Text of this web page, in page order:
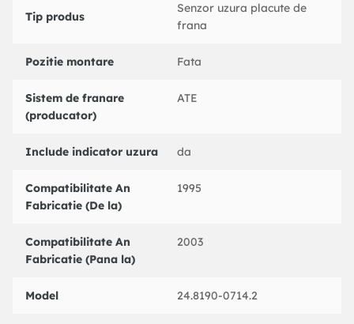
MGA : TU110
PAGID : P8022
PEX : WK264
PEX : WK391
TEXTAR : 98021100
TRW : GIC160
Tip produs
Senzor uzura placute de
frana
Pozitie montare Fata
Sistem de franare
(producator)
ATE
Include indicator uzura da
Compatibilitate An
Fabricatie (De la)
1995
Compatibilitate An
Fabricatie (Pana la)
2003
Model 24.8190-0714.2